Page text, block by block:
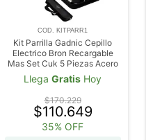
COD. KITPARR1
Kit Parrilla Gadnic Cepillo
Electrico Bron Recargable
Mas Set Cuk 5 Piezas Acero
Inoxidable
Llega Gratis Hoy
$170.229
$110.649
35% OFF